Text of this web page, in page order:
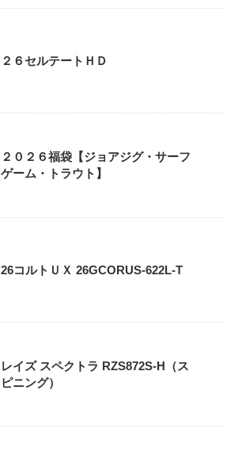
２６セルテートＨＤ
２０２６福袋【ジョアジグ・サーフ
ゲーム・トラウト】
26コルトＵＸ 26GCORUS-622L-T
レイズ スペクトラ RZS872S-H（ス
ピニング）